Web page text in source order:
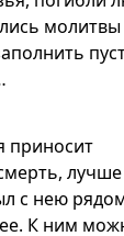
молитвы
приносит
лучше
с нею
К ним